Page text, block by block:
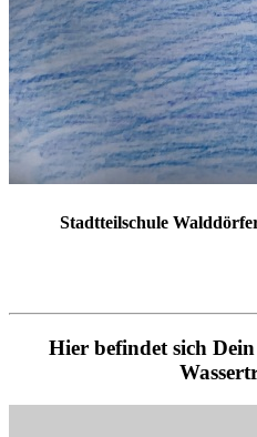
Stadtteilschule
Hier befindet sich